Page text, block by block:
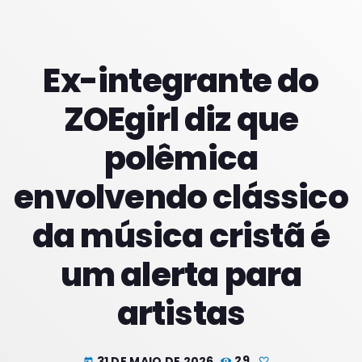
Meio Dia
COM JORGE
10:00 - 13:59
Tardes
COM RODRIGÃO
14:00 - 17:59
Noites
18:00 - 21:59
Ex-integrante do
ZOEgirl diz que
polêmica
envolvendo clássico
da música cristã é
um alerta para
artistas